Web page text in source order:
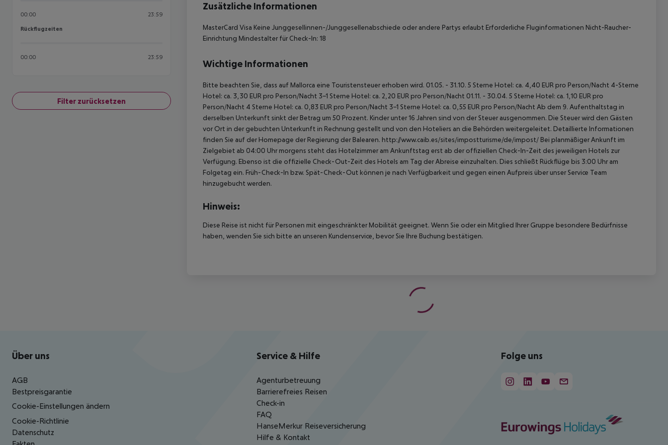
00:00 23:59
Rückflugzeiten
Rückflugzeiten
00:00 23:59
Filter zurücksetzen
Zusätzliche Informationen
MasterCard Visa Keine Junggesellinnen-/Junggesellenabschiede oder andere Partys erlaubt Erforderliche Fluginformationen Nicht-Raucher-
Einrichtung Mindestalter für Check-In: 18
Wichtige Informationen
Bitte beachten Sie, dass auf Mallorca eine Touristensteuer erhoben wird. 01.05. - 31.10. 5 Sterne Hotel: ca. 4,40 EUR pro Person/Nacht 4-Sterne
Hotel: ca. 3,30 EUR pro Person/Nacht 3-1 Sterne Hotel: ca. 2,20 EUR pro Person/Nacht 01.11. - 30.04. 5 Sterne Hotel: ca. 1,10 EUR pro
Person/Nacht 4 Sterne Hotel: ca. 0,83 EUR pro Person/Nacht 3-1 Sterne Hotel: ca. 0,55 EUR pro Person/Nacht Ab dem 9. Aufenthaltstag in
derselben Unterkunft sinkt der Betrag um 50 Prozent. Kinder unter 16 Jahren sind von der Steuer ausgenommen. Die Steuer wird den Gästen
vor Ort in der gebuchten Unterkunft in Rechnung gestellt und von den Hoteliers an die Behörden weitergeleitet. Detaillierte Informationen
finden Sie auf der Homepage der Regierung der Balearen. http://www.caib.es/sites/impostturisme/de/impost/ Bei planmäßiger Ankunft im
Zielgebiet ab 04:00 Uhr morgens steht das Hotelzimmer am Ankunftstag erst ab der offiziellen Check-In-Zeit des jeweiligen Hotels zur
Verfügung. Ebenso ist die offizielle Check-Out-Zeit des Hotels am Tag der Abreise einzuhalten. Dies schließt Rückflüge bis 3:00 Uhr am
Folgetag ein. Früh-Check-In bzw. Spät-Check-Out können je nach Verfügbarkeit und gegen einen Aufpreis über unser Service Team
hinzugebucht werden.
Hinweis:
Diese Reise ist nicht für Personen mit eingeschränkter Mobilität geeignet. Wenn Sie oder ein Mitglied Ihrer Gruppe besondere Bedürfnisse
haben, wenden Sie sich bitte an unseren Kundenservice, bevor Sie Ihre Buchung bestätigen.
Footer navigation
Über uns
AGB
Bestpreisgarantie
Cookie-Einstellungen ändern
Cookie-Richtlinie
Datenschutz
Service & Hilfe
Agenturbetreuung
Barrierefreies Reisen
Check-in
FAQ
HanseMerkur Reiseversicherung
Hilfe & Kontakt
Folge uns